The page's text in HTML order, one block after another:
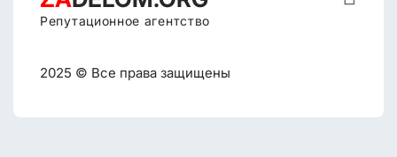
Репутационное агентство
2025 © Все права защищены